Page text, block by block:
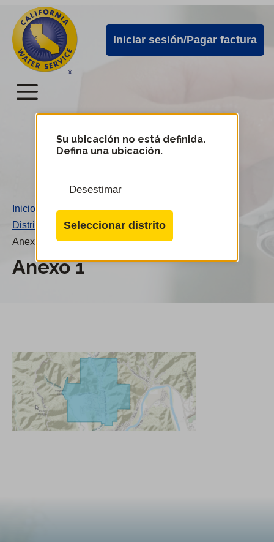
directamente
contenido
principal
Alertas
de
Cal
Water
Iniciar sesión/Pagar factura
Menú
Menú
servicio
de
Cal
Water
Su ubicación no está definida.
Defina una ubicación.
Desestimar
Seleccionar distrito
Inicio
Distrito Selma
Anexo 1
Anexo 1